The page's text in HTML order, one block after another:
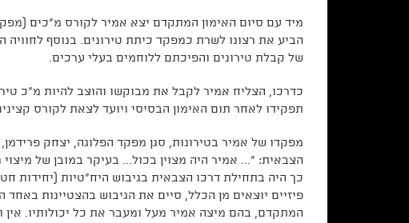
מיד עם סיום האימון המתקדם יצא אמיר לקורס מ"כים
הביע את רצונו לשרת כמפקד כיתת טירונים. בנוסף
של קבלת טירונים והפיכתם ללוחמים בעלי ערכים.
תפקידו לאחר תום האימון הבסיסי ויועד לצאת לקורס
מפקדו של אמיר בטירונות, סגן מפקד הפלוגה, יצחק
הצבאית: "... אמיר היה מצוין בכול... בעיקר במובן של
כך היה בתחילת דרכו הצבאית בגיבוש היח"טיות (יחידות
פיזיים יוצאים מן הכלל, סיים את הגיבוש בהצטיינות באחד
המתקדם, בהם מיצה אמיר מעל ומעבר את כל יכולותיו.